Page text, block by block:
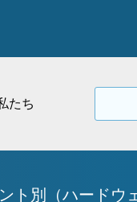
たち
ト別（ハードウ